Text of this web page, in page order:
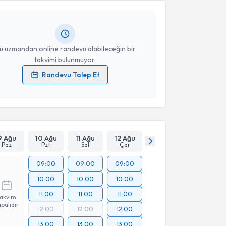
uzmandan online randevu alabileceğin bir
takvimi bulunmuyor.
Randevu Talep Et
işlenmesine ilişkinAydınlatma Metni
Takvim Talebini Gönder
Ağu
Paz
10 Ağu
Pzt
11 Ağu
Sal
12 Ağu
Çar
09:00
10:00
11:00
12:00
13:00
09:00
10:00
11:00
12:00
13:00
09:00
10:00
11:00
12:00
13:00